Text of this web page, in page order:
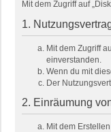
Mit dem Zugriff auf
1.
Mit dem Zugriff
einverstanden.
Wenn du mit
Der
2. Einräumung
Mit dem